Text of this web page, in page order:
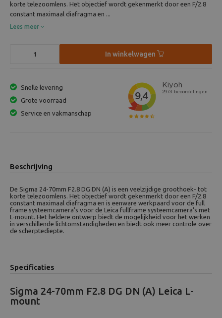
korte telezoomlens. Het objectief wordt gekenmerkt door een F/2.8
constant maximaal diafragma en ...
Lees meer
In winkelwagen
Snelle levering
Grote voorraad
Service en vakmanschap
Beschrijving
De Sigma 24-70mm F2.8 DG DN (A) is een veelzijdige groothoek- tot
korte telezoomlens. Het objectief wordt gekenmerkt door een F/2.8
constant maximaal diafragma en is eenware werkpaard voor de full
frame systeemcamera's voor de Leica fullframe systeemcamera's met
L-mount. Het heldere ontwerp biedt de mogelijkheid voor het werken
in verschillende lichtomstandigheden en biedt ook meer controle over
de scherptediepte.
Specificaties
Sigma 24-70mm F2.8 DG DN (A) Leica L-
mount